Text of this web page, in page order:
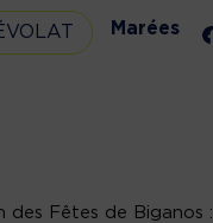
Marées
des Fêtes de